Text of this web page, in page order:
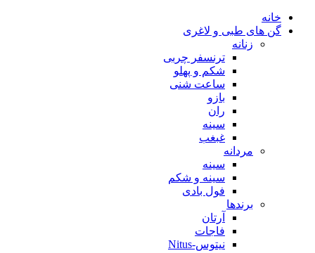
خانه
گن های طبی و لاغری
زنانه
ترنسفر چربی
شکم و پهلو
ساعت شنی
بازو
ران
سینه
غبغب
مردانه
سینه
سینه و شکم
فول بادی
برندها
آرتان
فاجات
نیتوس-Nitus